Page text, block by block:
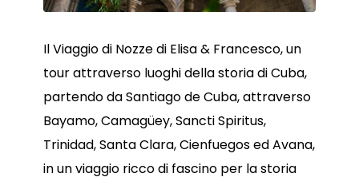
Il Viaggio di Nozze di Elisa & Francesco, un
tour attraverso luoghi della storia di Cuba,
partendo da Santiago de Cuba, attraverso
Bayamo, Camagüey, Sancti Spiritus,
Trinidad, Santa Clara, Cienfuegos ed Avana,
in un viaggio ricco di fascino per la storia